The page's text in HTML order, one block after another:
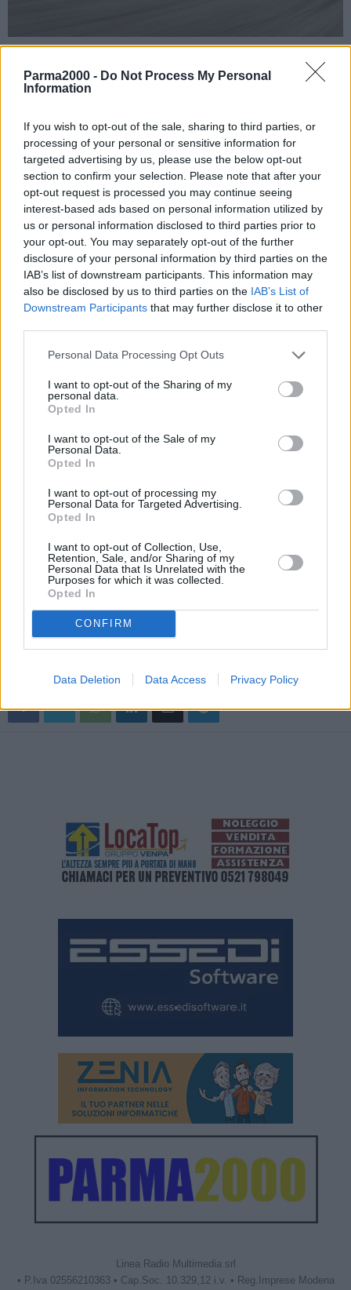
Parma2000 - Do Not Process My Personal
Information
If you wish to opt-out of the sale, sharing to third parties, or
processing of your personal or sensitive information for
targeted advertising by us, please use the below opt-out
section to confirm your selection. Please note that after your
opt-out request is processed you may continue seeing
interest-based ads based on personal information utilized by
us or personal information disclosed to third parties prior to
your opt-out. You may separately opt-out of the further
disclosure of your personal information by third parties on the
IAB’s list of downstream participants. This information may
also be disclosed by us to third parties on the IAB’s List of
Downstream Participants that may further disclose it to other
Personal Data Processing Opt Outs
I want to opt-out of the Sharing of my
personal data.
Opted In
I want to opt-out of the Sale of my
Personal Data.
Opted In
I want to opt-out of processing my
Personal Data for Targeted Advertising.
Opted In
I want to opt-out of Collection, Use,
Retention, Sale, and/or Sharing of my
Personal Data that Is Unrelated with the
Purposes for which it was collected.
Opted In
CONFIRM
Data Deletion Data Access Privacy Policy
MONACO DI BAVIERA (GERMANIA) (ITALPRESS) – La nuova Mini
John Cooper Works della Bulldog Racing ha superato il suo
il programma di test sul Circuit de Provence, vicino alla città
francese di Marsiglia. L’obiettivo dei dettagliati test è stato quello di
raccogliere dati riguardo i carichi esercitati sul telaio e sui
componenti della propulsione e la loro durata. L’ingegnere del
BMW Group Patrick Hàussler, specializzato sul telaio, ha guidato la
MINI da circa 225 kW (306 CV). Un grande vantaggio per la
squadra corse, in quanto Patrick sviluppa prodotti Bmw e Mini a
tempo pieno e, grazie ad anni di test, conosce il sito di prova di
Miramas. “Durante il nostro rollout a marzo, il compito era
fondamentalmente quello di garantire che la Mini John Cooper
Works funzionasse. Presso il centro di prova del BmW Group a
Miramas, abbiamo potuto testare ogni aggiornamento. Oltre alle
prove di resistenza obbligatorie e al set-up, siamo stati in grado di
Friedhelm Thelen, team leader della Bulldog Racing.
“Ho guidato la Mini John Cooper Works per la prima volta nella 24
proprio per questo che è affascinante vedere quanta strada abbia
già fatto. Siamo stati in grado di fare sempre più chilometri ogni
pneumatici. La mia impressione sulla vettura è sempre più positiva.
Per me è stato un grande piacere poter contribuire e lavorare per
programma di sviluppo con la nuova Mini John Cooper Works sul
Nordschleife nelle prossime settimane. La prima gara sarà al 6 all’8
– foto ufficio stampa Bmw Group Italia –
(ITALPRESS).
Linea Radio Multimedia srl
• P.Iva 02556210363 • Cap.Soc. 10.329,12 i.v. • Reg.Imprese Modena